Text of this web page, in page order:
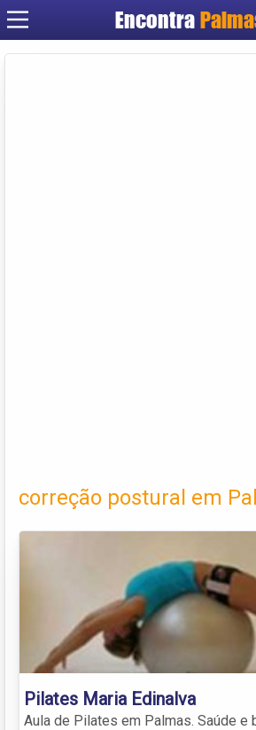
Encontra
Cadastrar
correção postural em
Pilates Maria Edinalva
Aula de Pilates em Palmas. Saúde